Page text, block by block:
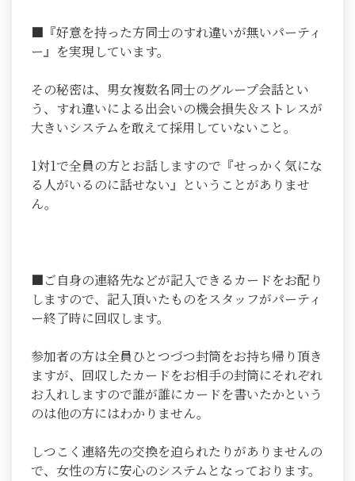
■『好意を持った方同士のすれ違いが無いパーティ
ー』を実現しています。
その秘密は、男女複数名同士のグループ会話とい
う、すれ違いによる出会いの機会損失＆ストレスが
大きいシステムを敢えて採用していないこと。
1対1で全員の方とお話しますので『せっかく気にな
る人がいるのに話せない』ということがありませ
ん。
■ご自身の連絡先などが記入できるカードをお配り
しますので、記入頂いたものをスタッフがパーティ
ー終了時に回収します。
参加者の方は全員ひとつづつ封筒をお持ち帰り頂き
ますが、回収したカードをお相手の封筒にそれぞれ
お入れしますので誰が誰にカードを書いたかという
のは他の方にはわかりません。
しつこく連絡先の交換を迫られたりがありませんの
で、女性の方に安心のシステムとなっております。